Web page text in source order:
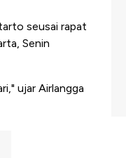
seusai rapat
Senin
ujar Airlangga